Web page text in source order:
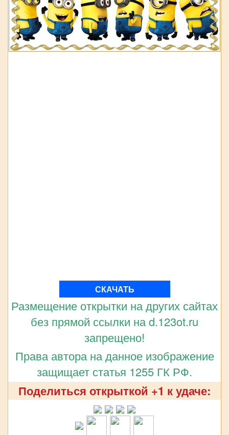
СКАЧАТЬ
Размещение открытки на других сайтах
без прямой ссылки на d.123ot.ru
запрещено!
Права автора на данное изображение
защищает статья 1255 ГК РФ.
Поделиться открыткой +1 к удаче: